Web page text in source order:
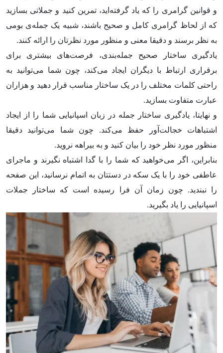
و قوانین گرامری را که یاد گرفته‌اید، تمرین کنید و جملاتی بسازید
که از لحاظ گرامری کامل و صحیح باشند، شبیه یک جمله‌ی بومی
به نظر برسند و دقیقا معنی و منظور مورد نظرتان را ارائه کنند.
یادگیری ساختار صحیح جمله‌بندی، فرصت‌‌های بیشتری برای
برقراری ارتباط با دیگران ایجاد می‌کند، چون شما می‌توانید به
راحتی کلمات مختلف را در یک ساختار مناسب قرار دهید و هزاران
عبارت متفاوت بسازید.
و نهایتا، یادگیری ساختار جمله‌ در زبان اسپانیایی شما را از ایجاد
اشتباهات خجالت‌آور حفظ می‌کند. چون شما می‌توانید دقیقا
منظور مورد نظر خود را بیان کنید و به بیراهه نروید.
بنابراین، اگر می‌خواهید که شما را با گدا اشتباه نگیرند و ماجرای
عاطفی خود را با یک سکه در دستتان به اتمام نرسانید، این صفحه
را نبندید. چون زمان آن فرا رسیده است که ساختار جملات
اسپانیایی را یاد بگیرید.